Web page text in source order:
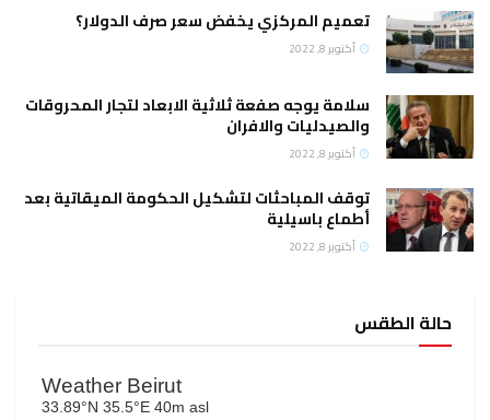
تعميم المركزي يخفض سعر صرف الدولار؟
أكتوبر 8, 2022
سلامة يوجه صفعة ثلاثية الابعاد لتجار المحروقات
والصيدليات والافران
أكتوبر 8, 2022
توقف المباحثات لتشكيل الحكومة الميقاتية بعد
أطماع باسيلية
أكتوبر 8, 2022
حالة الطقس